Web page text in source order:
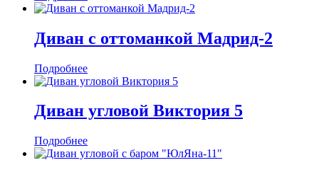
Диван с оттоманкой Мадрид-2
Подробнее
Диван угловой Виктория 5
Подробнее